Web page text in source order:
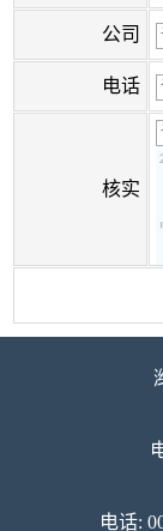
公司
电话
核实
电话: